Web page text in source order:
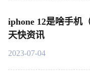
iphone 12是啥手机
天快资讯
2023-07-04